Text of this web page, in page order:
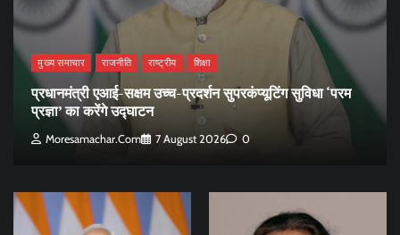
मुख्य समाचार राजनीति राष्ट्रीय शिक्षा
प्रधानमंत्री एआई-सक्षम उच्च-प्रदर्शन सुपरकंप्यूटिंग सुविधा ‘परम
प्रज्ञा’ का करेंगे उद्घाटन
Moresamachar.com 7 August 2026 0